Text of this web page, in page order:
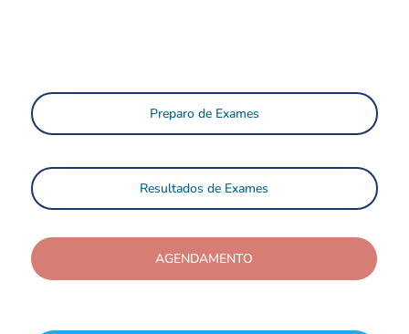
Preparo de Exames
Resultados de Exames
AGENDAMENTO